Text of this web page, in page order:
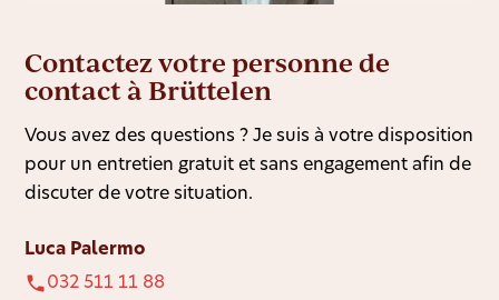
Contactez votre personne de
contact à Brüttelen
Vous avez des questions ? Je suis à votre disposition
pour un entretien gratuit et sans engagement afin de
discuter de votre situation.
Luca Palermo
032 511 11 88